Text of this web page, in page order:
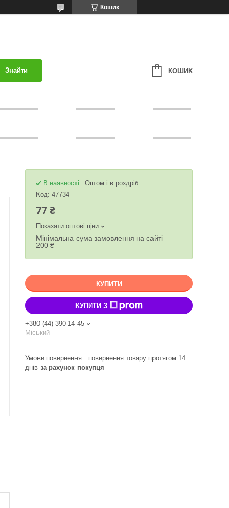
Кошик
Знайти КОШИК
В наявності
Оптом і в роздріб
Код: 47734
77 ₴
Показати оптові ціни
Мінімальна сума замовлення на сайті —
200 ₴
КУПИТИ
КУПИТИ З
+380 (44) 390-14-45
Міський
повернення товару протягом 14
днів за рахунок покупця